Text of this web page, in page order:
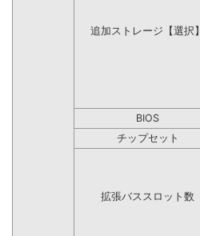
追加ストレージ【選択】
BIOS
チップセット
拡張バススロット数